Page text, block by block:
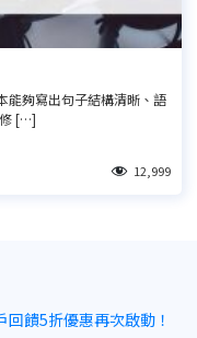
能夠寫出句子結構清晰、語
[…]
12,999
回饋5折優惠再次啟動！